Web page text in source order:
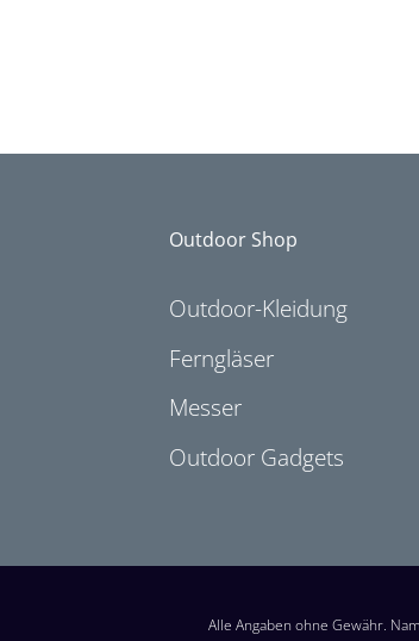
Outdoor Shop
Outdoor-Kleidung
Ferngläser
Messer
Outdoor Gadgets
Alle Angaben ohne Gewähr.